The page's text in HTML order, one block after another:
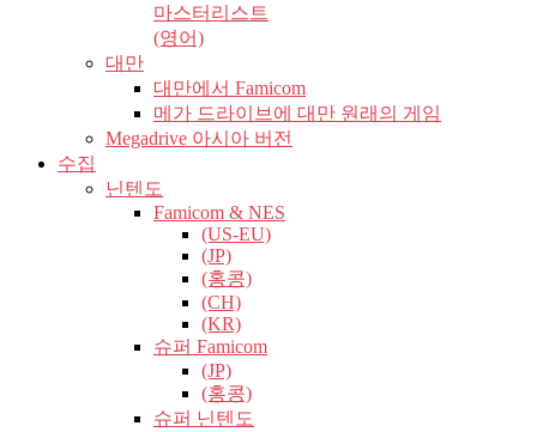
마스터리스트
(영어)
대만
대만에서 Famicom
메가 드라이브에 대만 원래의 게임
Megadrive 아시아 버전
수집
닌텐도
Famicom & NES
(US-EU)
(JP)
(홍콩)
(CH)
(KR)
슈퍼 Famicom
(JP)
(홍콩)
슈퍼 닌텐도